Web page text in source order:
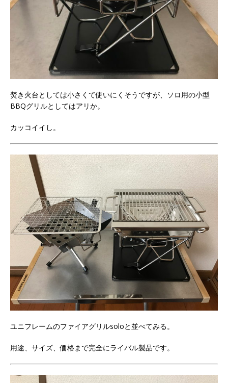
焚き火台としては小さくて使いにくそうですが、ソロ用の小型
BBQグリルとしてはアリか。
カッコイイし。
ユニフレームのファイアグリルsoloと並べてみる。
用途、サイズ、価格まで完全にライバル製品です。